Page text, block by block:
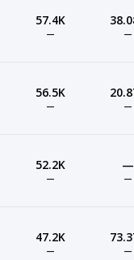
57.4K
— —
56.5K
— —
52.2K
—
—
—
47.2K
— —